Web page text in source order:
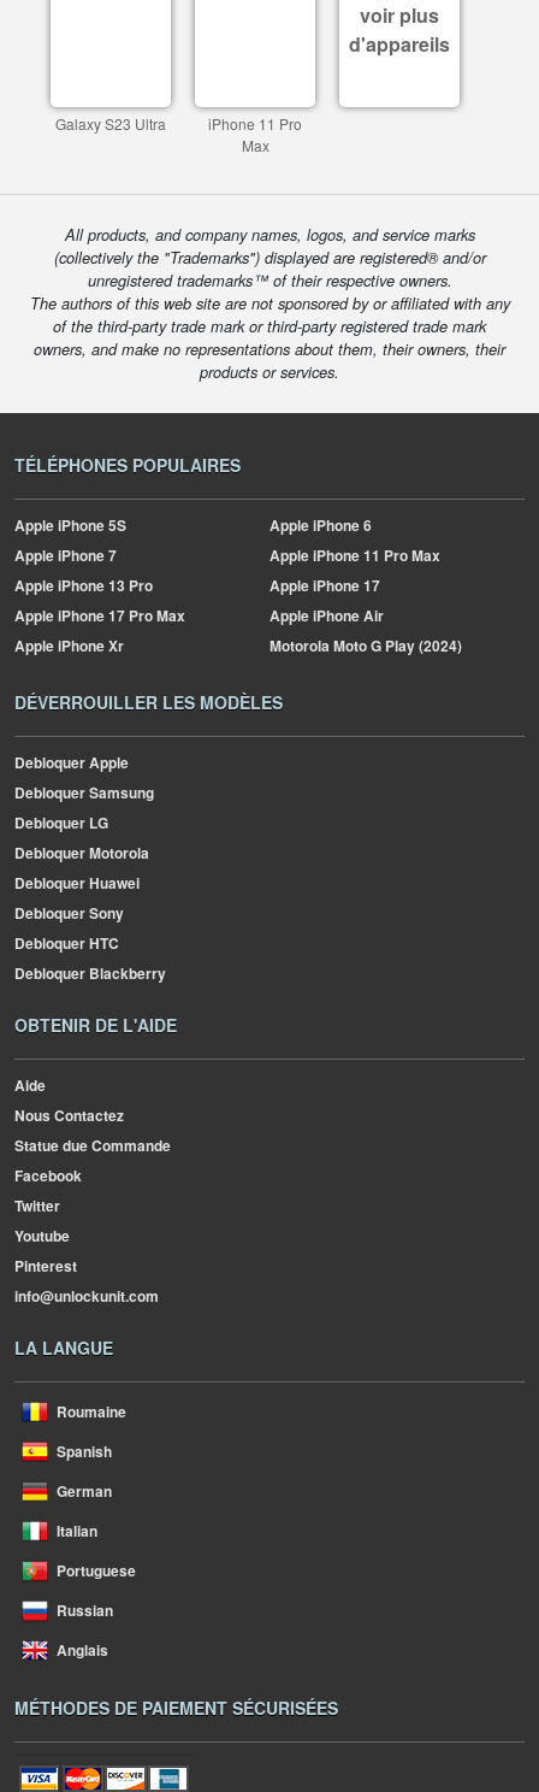
Galaxy S23 Ultra
iPhone 11 Pro
Max
voir plus
d'appareils
All products, and company names, logos, and service marks
(collectively the "Trademarks") displayed are registered® and/or
unregistered trademarks™ of their respective owners.
The authors of this web site are not sponsored by or affiliated with any
of the third-party trade mark or third-party registered trade mark
owners, and make no representations about them, their owners, their
products or services.
TÉLÉPHONES POPULAIRES
AppleiPhone 5S AppleiPhone 6
AppleiPhone 7 AppleiPhone 11 Pro Max
AppleiPhone 13 Pro AppleiPhone 17
AppleiPhone 17 Pro Max AppleiPhone Air
AppleiPhone Xr MotorolaMoto G Play (2024)
DÉVERROUILLER LES MODÈLES
Debloquer Apple
Debloquer Samsung
Debloquer LG
Debloquer Motorola
Debloquer Huawei
Debloquer Sony
Debloquer HTC
Debloquer Blackberry
OBTENIR DE L'AIDE
Aide
Nous Contactez
Statue due Commande
Facebook
Twitter
Youtube
Pinterest
info@unlockunit.com
LA LANGUE
Roumaine
Spanish
German
Italian
Portuguese
Russian
Anglais
MÉTHODES DE PAIEMENT SÉCURISÉES